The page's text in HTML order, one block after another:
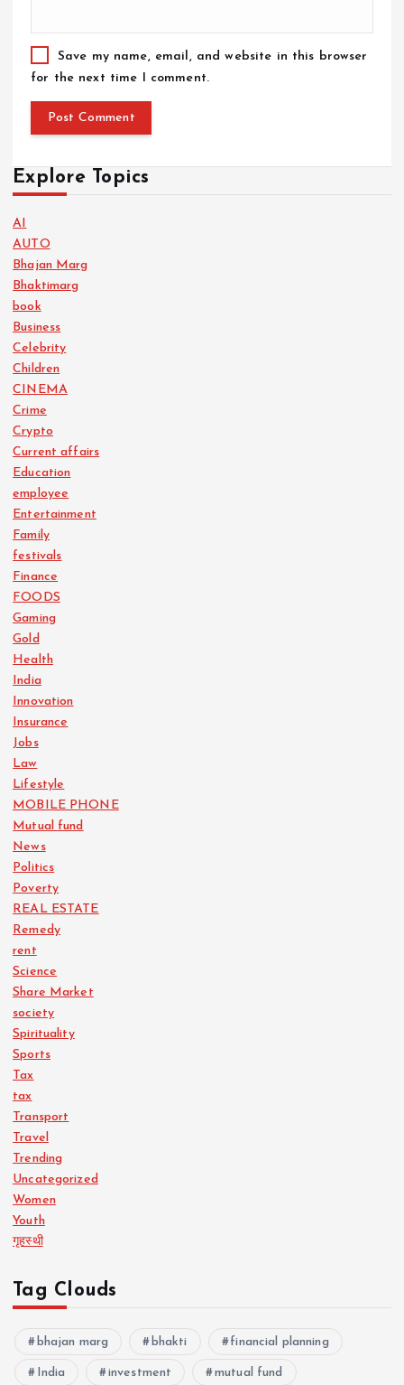
Save my name, email, and website in this browser
for the next time I comment.
Explore Topics
AI
AUTO
Bhajan Marg
Bhaktimarg
book
Business
Celebrity
Children
CINEMA
Crime
Crypto
Current affairs
Education
employee
Entertainment
Family
festivals
Finance
FOODS
Gaming
Gold
Health
India
Innovation
Insurance
Jobs
Law
Lifestyle
MOBILE PHONE
Mutual fund
News
Politics
Poverty
REAL ESTATE
Remedy
rent
Science
Share Market
society
Spirituality
Sports
Tax
tax
Transport
Travel
Trending
Uncategorized
Women
Youth
गृहस्थी
Tag Clouds
bhajan marg bhakti financial planning
India investment mutual fund